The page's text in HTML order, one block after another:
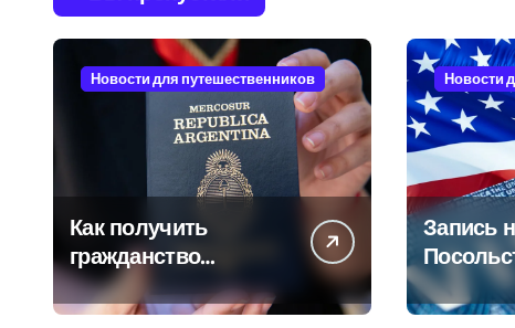
Новости для путешественников
Как получить
гражданство
Аргентины: Полное
руководство
Новости
Запись